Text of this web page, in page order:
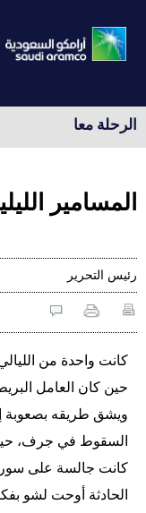
الرحلة معا
المسامير
رئيس التحرير
حين كان العامل
ويشق طريقه بصعوبة
السقوط في جرف،
كانت جالسة على سور
الحادثة أوحت لشو